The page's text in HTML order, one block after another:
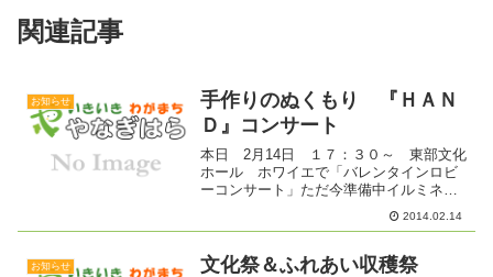
関連記事
お知らせ
手作りのぬくもり 『ＨＡＮ
Ｄ』コンサート
本日 2月14日 １７：３０～ 東部文化
ホール ホワイエで「バレンタインロビ
ーコンサート」ただ今準備中イルミネー
ションは 9時まで点灯しています2014.02.14
お知らせ 文化祭＆ふれあい収穫祭